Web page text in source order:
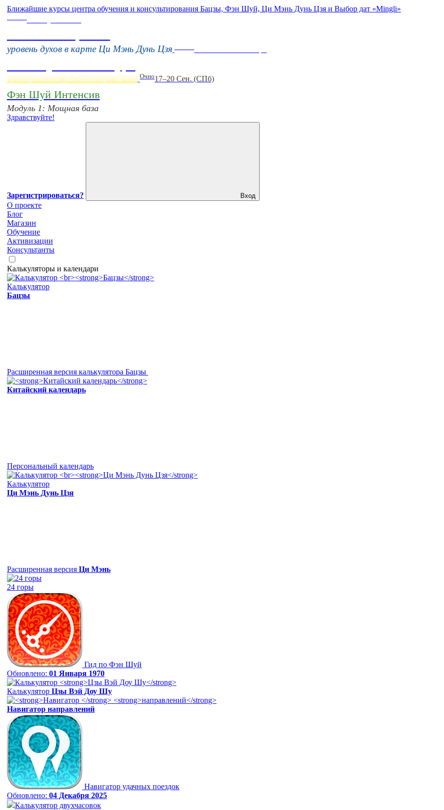
Ближайшие курсы центра обучения и консультирования Бацзы, Фэн Шуй, Ци Мэнь Дунь Цзя и Выбор дат «Mingli»
уровень духов в карте Ци Мэнь Дунь Цзя
пространство, работающее на вас Очно17–20 Сен. (СПб)
Фэн Шуй Интенсив
Модуль 1: Мощная база
Здравствуйте!
Зарегистрироваться? Вход
О проекте
Блог
Магазин
Обучение
Активизации
Консультанты
Калькуляторы и календари
Калькулятор
Бацзы
Расширенная версия калькулятора Бацзы
Китайский календарь
Персональный календарь
Калькулятор
Ци Мэнь Дунь Цзя
Расширенная версия Ци Мэнь
24 горы
Гид по Фэн Шуй
Обновлено: 01 Января 1970
Калькулятор Цзы Вэй Доу Шу
Навигатор направлений
Навигатор удачных поездок
Обновлено: 04 Декабря 2025
Калькулятор двухчасовок